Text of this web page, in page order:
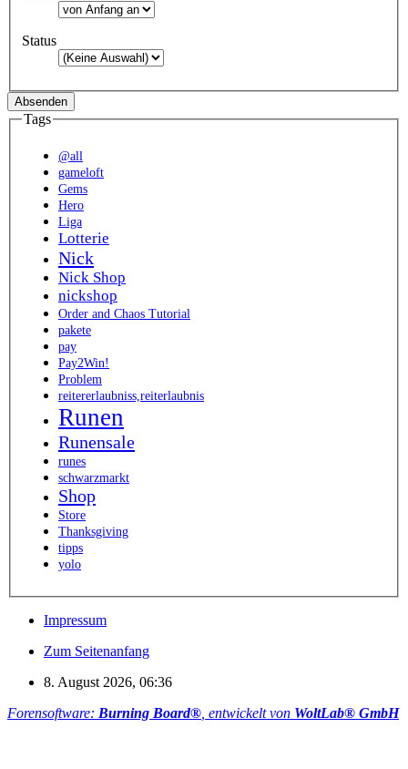
Status
Tags
@all
gameloft
Gems
Hero
Liga
Lotterie
Nick
Nick Shop
nickshop
Order and Chaos Tutorial
pakete
pay
Pay2Win!
Problem
reitererlaubniss,reiterlaubnis
Runen
Runensale
runes
schwarzmarkt
Shop
Store
Thanksgiving
tipps
yolo
Impressum
Zum Seitenanfang
8. August 2026, 06:36
Forensoftware: Burning Board® , entwickelt von WoltLab® GmbH